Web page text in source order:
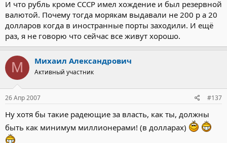
И что рубль кроме СССР имел хождение и был резервной
валютой. Почему тогда морякам выдавали не 200 р а 20
долларов когда в иностранные порты заходили. И ещё
раз, я не говорю что сейчас все живут хорошо.
М Михаил Александрович
Активный участник
26 Апр 2007 #137
Ну хотя бы такие радеющие за власть, как ты, должны
быть как минимум миллионерами! (в долларах)